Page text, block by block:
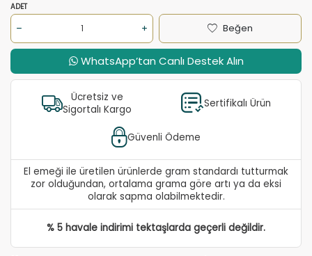
ADET
Beğen
WhatsApp’tan Canlı Destek Alın
Ücretsiz ve
Sigortalı Kargo
Sertifikalı Ürün
Güvenli Ödeme
El emeği ile üretilen ürünlerde gram standardı tutturmak
zor olduğundan, ortalama grama göre artı ya da eksi
olarak sapma olabilmektedir.
% 5 havale indirimi tektaşlarda geçerli değildir.